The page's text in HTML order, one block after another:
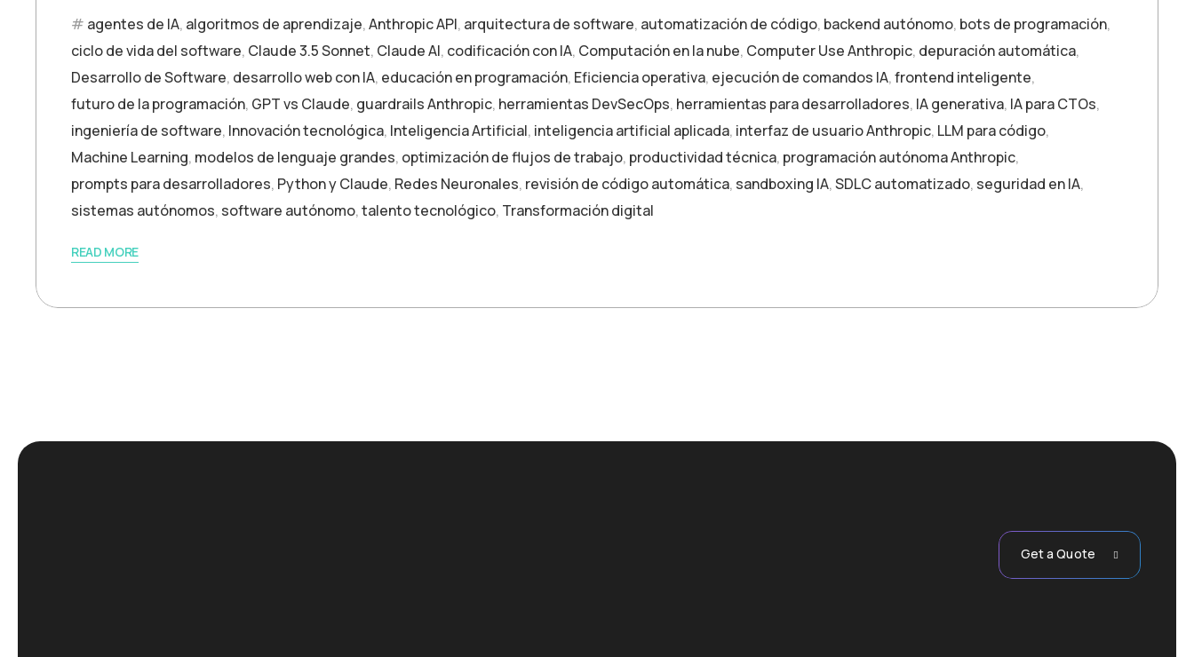
agentes de IA, algoritmos de aprendizaje,Anthropic API, arquitectura de software, automatización de código, backend autónomo, bots de programación,
ciclo de vida del software, Claude 3.5 Sonnet, Claude AI, codificación con IA, Computación en la nube, Computer Use Anthropic, depuración automática,
Desarrollo de Software, desarrollo web con IA, educación en programación, Eficiencia operativa, ejecución de comandos IA,frontend inteligente,
futuro de la programación, GPT vs Claude, guardrails Anthropic, herramientas DevSecOps, herramientas para desarrolladores, IA generativa, IA para CTOs,
ingeniería de software, Innovación tecnológica, Inteligencia Artificial, inteligencia artificial aplicada, interfaz de usuario Anthropic, LLM para código,
Machine Learning, modelos de lenguaje grandes, optimización de flujos de trabajo, productividad técnica, programación autónoma Anthropic,
prompts para desarrolladores, Python y Claude, Redes Neuronales, revisión de código automática, sandboxing IA,SDLC automatizado, seguridad en IA,
sistemas autónomos, software autónomo,talento tecnológico, Transformación digital
READ MORE
Get a Quote